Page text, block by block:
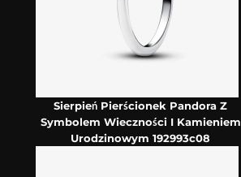
Sierpień Pierścionek Pandora Z
Symbolem Wieczności I Kamieniem
Urodzinowym 192993c08